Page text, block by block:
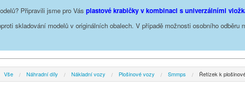
Připravili jsme pro Vás plastové krabičky v kombinaci s univerzálními
skladování modelů v originálních obalech. V případě možnosti osobního odběru
Vše Náhradní díly Nákladní vozy Plošinové vozy Smmps Řetízek k